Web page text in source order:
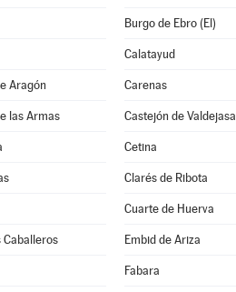
Burgo de Ebro (El)
Calatayud
Aragón Carenas
las Armas Castejón de Valdejasa
Cetina
Clarés de Ribota
Cuarte de Huerva
Caballeros Embid de Ariza
Fabara